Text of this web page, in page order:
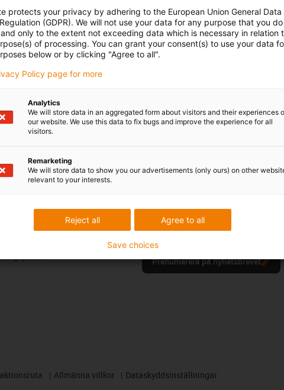
phone
730 2203 123
e-post
Måndag – fredag: 7:00 – 20:00
Lördag: 8:00 – 12:00
Online
Håll dig uppdaterad och registrera dig
våra nyheter om rörelseplaster.
Prenumerera på nyhetsbrevet
Allmänna villkor Dataskyddsinställningar
protects your privacy by adhering to the European Union General Data
(GDPR). We will not use your data for any purpose that you
only to the extent not exceeding data which is necessary in relation
of processing. You can grant your consent(s) to use your data
below or by clicking "Agree to all".
Policy page for more
Analytics
We will store data in an aggregated form about visitors and their experiences
our website. We use this data to fix bugs and improve the experience for all
visitors.
Remarketing
We will store data to show you our advertisements (only ours) on other
relevant to your interests.
Agree to all
Reject all
Save choices